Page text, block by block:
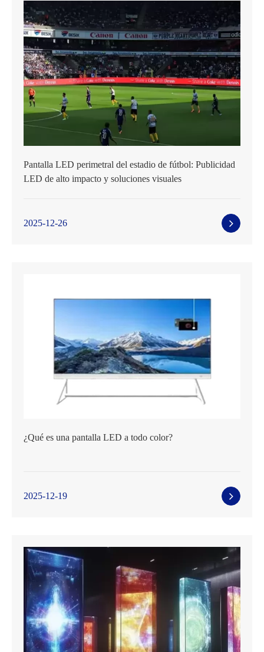
Pantalla LED perimetral del estadio de fútbol: Publicidad
LED de alto impacto y soluciones visuales
2025-12-26
¿Qué es una pantalla LED a todo color?
2025-12-19